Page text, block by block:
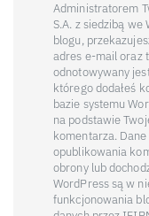
Administratorem
S.A. z siedzibą we
blogu,
adres e-mail oraz
odnotowywany
którego dodałeś
bazie systemu
na podstawie
komentarza.
opublikowania
obrony lub
WordPress są w
funkcjonowania